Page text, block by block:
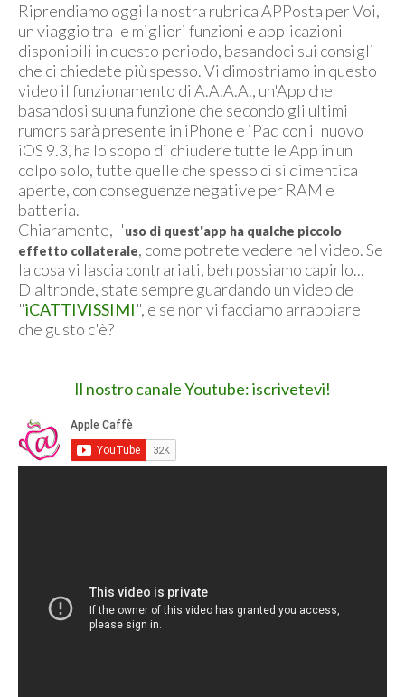
Riprendiamo oggi la nostra rubrica APPosta per Voi,
un viaggio tra le migliori funzioni e applicazioni
disponibili in questo periodo, basandoci sui consigli
che ci chiedete più spesso. Vi dimostriamo in questo
video il funzionamento di A.A.A.A., un'App che
basandosi su una funzione che secondo gli ultimi
rumors sarà presente in iPhone e iPad con il nuovo
iOS 9.3, ha lo scopo di chiudere tutte le App in un
colpo solo, tutte quelle che spesso ci si dimentica
aperte, con conseguenze negative per RAM e
batteria.
Chiaramente, l'uso di quest'app ha qualche piccolo
effetto collaterale, come potrete vedere nel video. Se
la cosa vi lascia contrariati, beh possiamo capirlo...
D'altronde, state sempre guardando un video de
"iCATTIVISSIMI", e se non vi facciamo arrabbiare
che gusto c'è?
Il nostro canale Youtube: iscrivetevi!